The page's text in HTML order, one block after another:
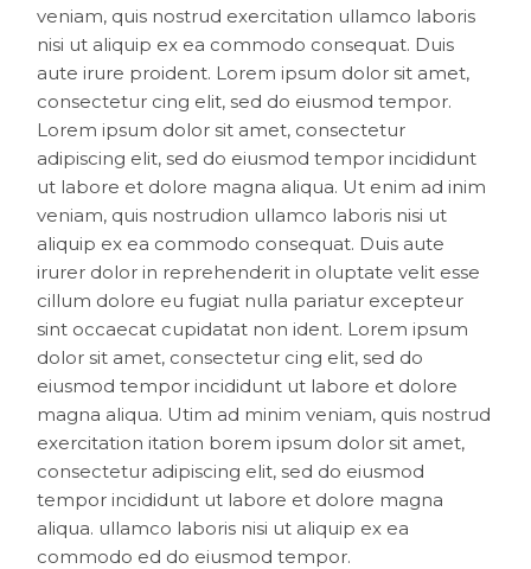
veniam, quis nostrud exercitation ullamco laboris
nisi ut aliquip ex ea commodo consequat. Duis
aute irure proident. Lorem ipsum dolor sit amet,
consectetur cing elit, sed do eiusmod tempor.
Lorem ipsum dolor sit amet, consectetur
adipiscing elit, sed do eiusmod tempor incididunt
ut labore et dolore magna aliqua. Ut enim ad inim
veniam, quis nostrudion ullamco laboris nisi ut
aliquip ex ea commodo consequat. Duis aute
irurer dolor in reprehenderit in oluptate velit esse
cillum dolore eu fugiat nulla pariatur excepteur
sint occaecat cupidatat non ident. Lorem ipsum
dolor sit amet, consectetur cing elit, sed do
eiusmod tempor incididunt ut labore et dolore
magna aliqua. Utim ad minim veniam, quis nostrud
exercitation itation borem ipsum dolor sit amet,
consectetur adipiscing elit, sed do eiusmod
tempor incididunt ut labore et dolore magna
aliqua. ullamco laboris nisi ut aliquip ex ea
commodo ed do eiusmod tempor.